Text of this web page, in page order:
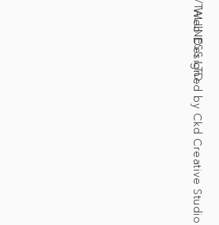
Web Designed by Ckd Creative Studio